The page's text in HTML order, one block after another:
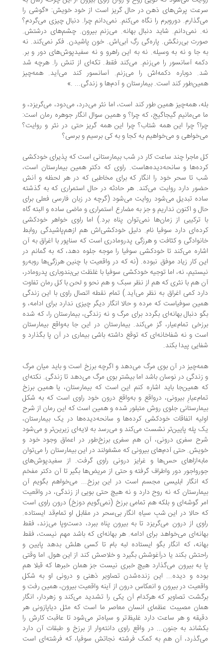
پرش‌های ذهن در حال گریز است از خود خویش: «گوشی را
دوروبرم را نگاه می‌کنم. نمی‌دانم چرا. دنبال چیزی می‌گردم؟
نمی‌دانم. شاید دنبال بهانه. می‌زنم بیرون. چشم‌های درشتش.
بی‌رنگش. پاره‌گی رگِ آبی‌اش. خون پاشیدن. فکر نمی‌کند. نه
جا و نه به وسیله. نه به این راهرو و نه سفید‌پوش‌های دور و بر.
آسانسور را می‌زنم. می‌کند فقط. تکه‌ای از تنش‌ را. هرچه شد
دوباره دکمه‌اش را می‌زنم. آسانسور کند می‌آید. همه‌چیز
کند است. بیمارستان و آدم‌ها و زند‌گی... .»
همه‌چیز همین طور کند است، اما نثر می‌درد، می‌دود، می‌گریزد، و
می‌مانیم گیجاگیج، که چرا؟ و همین سوال انگار جوهره رمان است:
چرا این همه شتاب؟ چرا این همه گریز حتی در نثر و روایت؟
و می‌خواهیم به کجا و به کی برسیم و برسی؟
ماجرا چند ساعت کار در شب بیمارستانی است که پذیرای خودکشی
و سانحه‌دیده‌هاست. راوی که دکتر همین بیمارستان است،
تا سحر خود را انگار که برای مخاطبی که در هر لحظه و آنش
دارد روایت می‌کند. هر حادثه در حال استمراری که به گذشته
تبدیل می‌شود روایت می‌شود (گرچه در زبان فارسی فعلی برای
و اکنون نداریم و جز به مضارع استمراری و ماضی ساده و البته گاه
ترکیبی از زمان‌ها نمی‌توان پناه برد.) اما راوی خواهر خودکشی
دارد سوفیا نام. دلیل خودکشی‌اش هم ازهم‌پاشیدگی روابط
و کثافت و هرزگی پدرومادری است که سناپور با اغراق به آن
می‌کند تا خودکشی سوفیا را موجه جلوه دهد، که به گمانم در
کار زیاد موفق نبوده. (نه که در واقعیت با چنین هرزگی‌ها روبه‌رو
نه، اما توجیه خودکشی سوفیا با غلظت بی‌بندوباری پدرومادر،
هم با نثری که هم از نظر سبک و هم نحو و لحن با کل رمان تفاوت
کمی اغراق به نظر می‌آید.) تمام نقطه اتصال راوی با این زندگی
سوفیاست که مرده و حالا انگار دیگر چیزی ندارد برای ادامه، و
دنبال بهانه‌ای بگردد برای مرگ و نه زندگی، بیمارستان را، که شده
تمام‌عیار، گز می‌کند. بیمارستان در این جا به‌واقع بیمارستان
و نه شفاخانه‌ای که توقع داشته باشی بیماری در آن پا بگذارد و
پیدا بکند.
در آن بوی مرگ می‌دهد و اگرچه برزخ است و باید میان مرگ
در نوسان باشد اما بیشتر بوی مرگ می‌دهد تا زندگی. نکته‌ای
همین‌جا باید اشاره کنم این است که بیمارستان، یا همین برزخ
بیرونی، درواقع و به‌واقع درون خود راوی است که به شکل
جلوی روش متبلور شده و همین است که این رمان از شرح
اتفاقات خودکشی کرده‌ها و سانحه‌دیده‌ها در یک بیمارستان،
پله پایین‌تر نشست می‌کند و می‌رسد به لایه‌ای زیرین‌تر و می‌شود
سفری درونی، آن هم سفری برزخ‌طور در اعماق وجود خود و
حتی آدم‌های بیرونی که مشغولند در این بیمارستان را می‌توان
حس‌ها و غرایز درونی راوی گرفت. از سفید‌پوش‌های
دور واطراف گرفته و حتی از مریض‌ها بگیر تا آن دکتر مفخم
انگار ابلیسی مجسم است در این برزخ... می‌خواهم بگویم آن
که نه روح دارد و نه هیچ حتی بویی از زندگی، در واقعیت
گوشه‌ای و بلکه هم تمامی برزخ (نمی‌گویم دوزخ) درون راوی است
حالا در این شبِ سیاهِ انگار بی‌سحر در مقابل او تمام‌قد ایستاده.
از درون می‌گریزد تا به بیرون پناه ببرد، دست‌وپا می‌زند، فقط
می‌خواهد برای ادامه. هر بهانه‌ای که باشد مهم نیست، فقط
که انگار بگو ایستاده لبه بام تا کسی هلش بدهد پایین و
بکند یا درآغوشش بگیرد و خلاصش کند از این هول. اما وقتی
به بیرون می‌گذارد هیچ خبری نیست جز همان خبرها که قبلا هم
و دیده... این زنده‌شدن تصاویر ذهنی و درونی او به شکل
در بیرون و انعکاس درون از آینه واقعیت بیرون، همین رفت و
تصاویر که هرکدام آن یکی را تشدید می‌کند و زهردار، انگار
مصیبت عظمای انسان معاصر ما است که مثل دیاپازونی هر
و هر ساعت دارد غلیظ‌تر و سیاه‌تر می‌شود تا عاقبت کارش را
به جنون... در واقع راوی دانته‌وار از برزخ و طبقات آن دارد
آن هم به کمک فرشته نجاتش سوفیا، که فرشته‌ای است